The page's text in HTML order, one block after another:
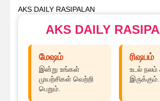
AKS DAILY RASIPALAN
AKS DAILY
மேஷம்
இன்று உங்கள்
முயற்சிகள் வெற்றி
பெறும்.
ரிஷபம்
உடல் நலம்
இருக்கும்.